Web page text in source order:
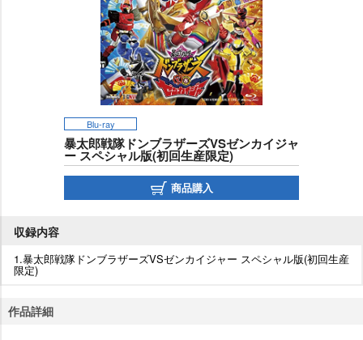
Blu-ray
暴太郎戦隊ドンブラザーズVSゼンカイジャ
ー スペシャル版(初回生産限定)
商品購入
収録内容
1.暴太郎戦隊ドンブラザーズVSゼンカイジャー スペシャル版(初回生産
限定)
作品詳細